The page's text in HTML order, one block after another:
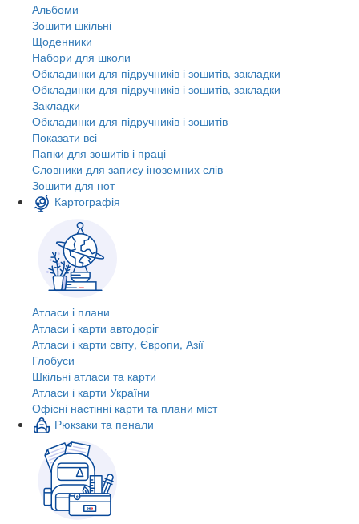
Альбоми
Зошити шкільні
Щоденники
Набори для школи
Обкладинки для підручників і зошитів, закладки
Обкладинки для підручників і зошитів, закладки
Закладки
Обкладинки для підручників і зошитів
Показати всі
Папки для зошитів і праці
Словники для запису іноземних слів
Зошити для нот
Картографія
Атласи і плани
Атласи і карти автодоріг
Атласи і карти світу, Європи, Азії
Глобуси
Шкільні атласи та карти
Атласи і карти України
Офісні настінні карти та плани міст
Рюкзаки та пенали